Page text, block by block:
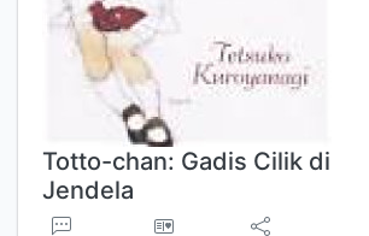
Totto-chan: Gadis Cilik di
Jendela